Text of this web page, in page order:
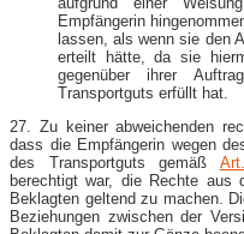
Empfängerin
lassen, als wenn sie den
erteilt hätte, da sie
gegenüber ihrer
Transportguts erfüllt hat.
27. Zu keiner abweichenden
dass die Empfängerin wegen
des Transportguts gemäß
berechtigt war, die Rechte aus
Beklagten geltend zu machen.
Beziehungen zwischen der